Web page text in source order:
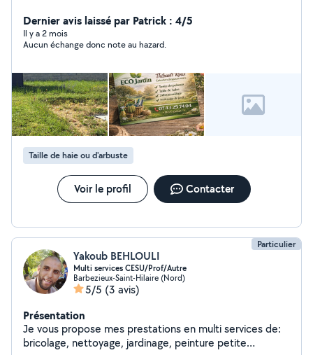
Nettoyage de jardin Intervention rapide Contactez-moi
en message privé
Dernier avis laissé par Patrick : 4/5
Il y a 2 mois
Aucun échange donc note au hazard.
Taille de haie ou d'arbuste
Voir le profil Contacter
Particulier
Yakoub BEHLOULI
Multi services CESU/Prof/Autre
Barbezieux-Saint-Hilaire (Nord)
5/5 (3 avis)
Présentation
Je vous propose mes prestations en multi services de:
bricolage, nettoyage, jardinage, peinture petite